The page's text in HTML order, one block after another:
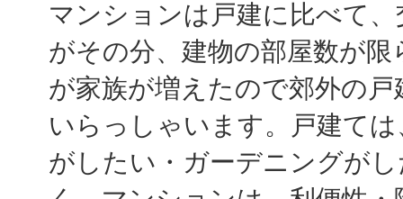
マンションは戸建に比べて
がその分、建物の部屋数が
が家族が増えたので郊外の
いらっしゃいます。戸建て
がしたい・ガーデニングが